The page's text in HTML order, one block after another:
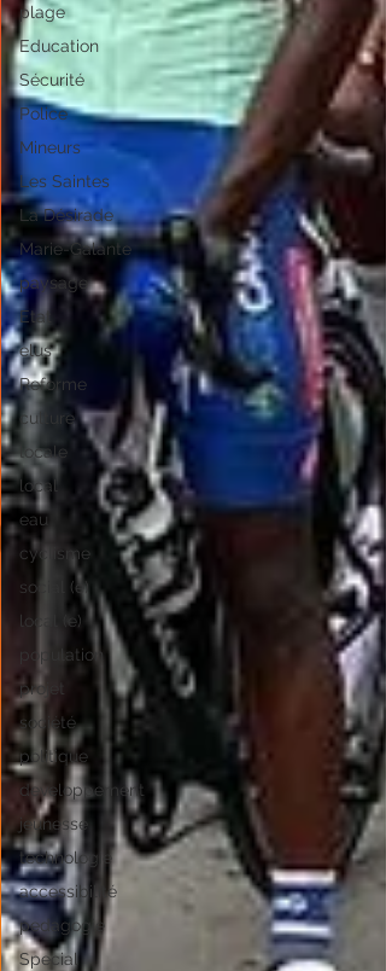
plage
Education
Sécurité
Police
Mineurs
Les Saintes
La Désirade
Marie-Galante
paysage
Etat
elus
Reforme
culture
locale
local
eau
cyclisme
social (e)
local (e)
population
projet
société
politique
developpement
jeunesse
technologie
accessibilité
pedagogie
Special